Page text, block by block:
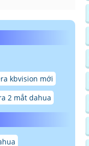
kbvision mới
2 mắt dahua